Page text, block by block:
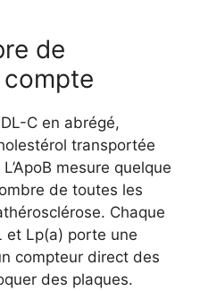
de
C en abrégé,
transportée
mesure quelque
de toutes les
Chaque
et Lp(a) porte une
compteur direct des
des plaques.